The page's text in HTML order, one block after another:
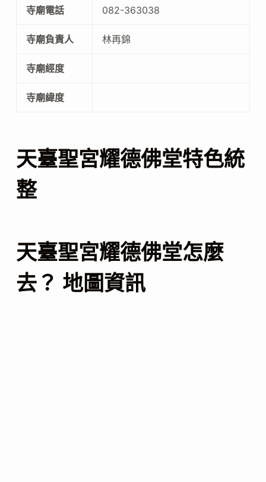
寺廟電話 082-363038
寺廟負責人 林再錦
寺廟經度
寺廟緯度
天臺聖宮耀德佛堂特色統
整
天臺聖宮耀德佛堂怎麼
去？ 地圖資訊